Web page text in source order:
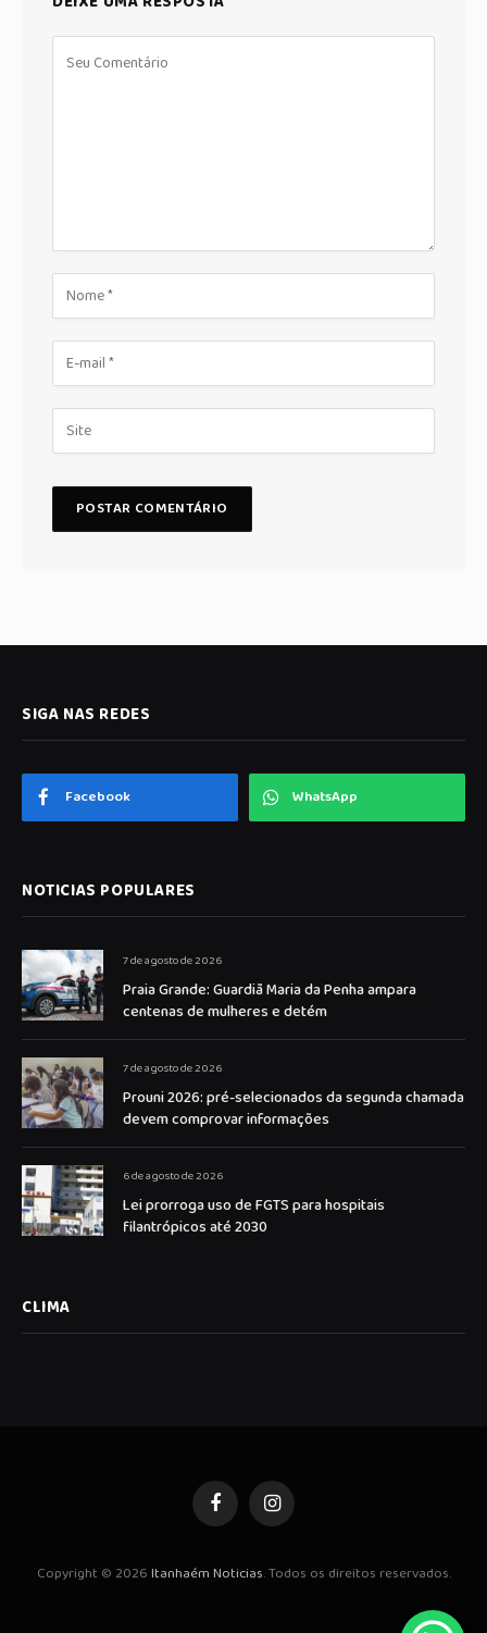
SIGA NAS REDES
Facebook WhatsApp
NOTICIAS POPULARES
7 de agosto de 2026
Praia Grande: Guardiã Maria da Penha ampara
centenas de mulheres e detém
7 de agosto de 2026
Prouni 2026: pré-selecionados da segunda chamada
devem comprovar informações
6 de agosto de 2026
Lei prorroga uso de FGTS para hospitais
filantrópicos até 2030
CLIMA
FacebookInstagram
Copyright © 2026Itanhaém Noticias. Todos os direitos reservados.